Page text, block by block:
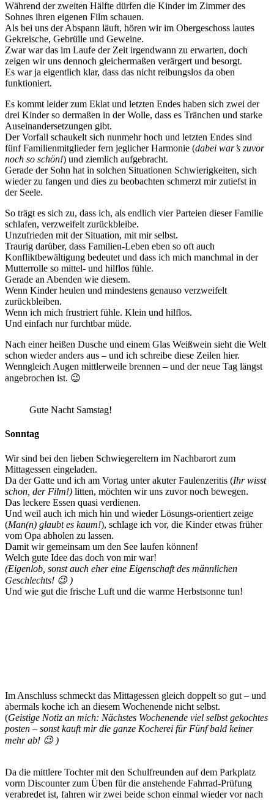
Während der zweiten Hälfte dürfen die Kinder im Zimmer des
Sohnes ihren eigenen Film schauen.
Als bei uns der Abspann läuft, hören wir im Obergeschoss lautes
Gekreische, Gebrülle und Geweine.
Zwar war das im Laufe der Zeit irgendwann zu erwarten, doch
zeigen wir uns dennoch gleichermaßen verärgert und besorgt.
Es war ja eigentlich klar, dass das nicht reibungslos da oben
funktioniert.
Es kommt leider zum Eklat und letzten Endes haben sich zwei der
drei Kinder so dermaßen in der Wolle, dass es Tränchen und starke
Auseinandersetzungen gibt.
Der Vorfall schaukelt sich nunmehr hoch und letzten Endes sind
fünf Familienmitglieder fern jeglicher Harmonie (dabei war’s zuvor
noch so schön!) und ziemlich aufgebracht.
Gerade der Sohn hat in solchen Situationen Schwierigkeiten, sich
wieder zu fangen und dies zu beobachten schmerzt mir zutiefst in
der Seele.
So trägt es sich zu, dass ich, als endlich vier Parteien dieser Familie
schlafen, verzweifelt zurückbleibe.
Unzufrieden mit der Situation, mit mir selbst.
Traurig darüber, dass Familien-Leben eben so oft auch
Konfliktbewältigung bedeutet und dass ich mich manchmal in der
Mutterrolle so mittel- und hilflos fühle.
Gerade an Abenden wie diesem.
Wenn Kinder heulen und mindestens genauso verzweifelt
zurückbleiben.
Wenn ich mich frustriert fühle. Klein und hilflos.
Und einfach nur furchtbar müde.
Nach einer heißen Dusche und einem Glas Weißwein sieht die Welt
schon wieder anders aus – und ich schreibe diese Zeilen hier.
Wenngleich Augen mittlerweile brennen – und der neue Tag längst
angebrochen ist. 😉
Gute Nacht Samstag!
Sonntag
Wir sind bei den lieben Schwiegereltern im Nachbarort zum
Mittagessen eingeladen.
Da der Gatte und ich am Vortag unter akuter Faulenzeritis (Ihr wisst
schon, der Film!) litten, möchten wir uns zuvor noch bewegen.
Das leckere Essen quasi verdienen.
Und weil auch ich mich hin und wieder Lösungs-orientiert zeige
(Man(n) glaubt es kaum!), schlage ich vor, die Kinder etwas früher
vom Opa abholen zu lassen.
Damit wir gemeinsam um den See laufen können!
Welch gute Idee das doch von mir war!
(Eigenlob, sonst auch eher eine Eigenschaft des männlichen
Geschlechts! 😉 )
Und wie gut die frische Luft und die warme Herbstsonne tun!
Im Anschluss schmeckt das Mittagessen gleich doppelt so gut – und
abermals koche ich an diesem Wochenende nicht selbst.
(Geistige Notiz an mich: Nächstes Wochenende viel selbst gekochtes
posten – sonst kauft mir die ganze Kocherei für Fünf bald keiner
mehr ab! 😉 )
Da die mittlere Tochter mit den Schulfreunden auf dem Parkplatz
vorm Discounter zum Üben für die anstehende Fahrrad-Prüfung
verabredet ist, fahren wir zwei beide schon einmal wieder vor nach